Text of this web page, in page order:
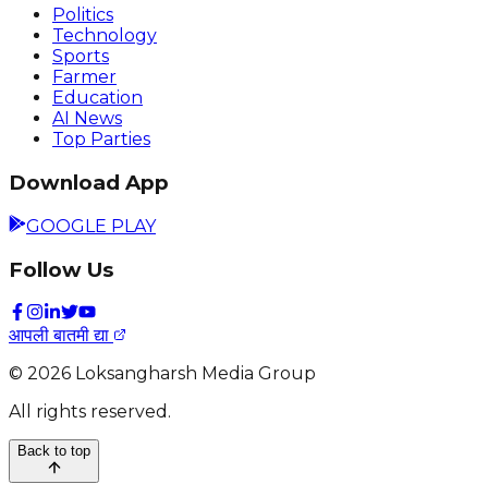
Politics
Technology
Sports
Farmer
Education
AI News
Top Parties
Download App
GOOGLE PLAY
Follow Us
आपली बातमी द्या
© 2026 Loksangharsh Media Group
All rights reserved.
Back to top